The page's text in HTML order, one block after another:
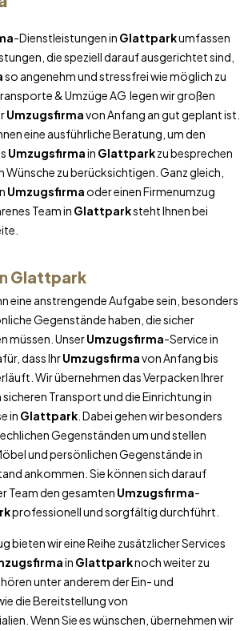
-Dienstleistungen in Glattparkumfassen
die speziell darauf ausgerichtet sind,
so angenehm und stressfrei wie möglich zu
& Umzüge AG legen wir großen
Umzugsfirmavon Anfang an gut geplant ist.
eine ausführliche Beratung, um den
Umzugsfirmain Glattparkzu besprechen
Wünsche zu berücksichtigen. Ganz gleich,
Umzugsfirmaoder einen Firmenumzug
Team in Glattparksteht Ihnen bei
Glattpark
eine anstrengende Aufgabe sein, besonders
Gegenstände haben, die sicher
müssen. UnserUmzugsfirma-Service in
dass IhrUmzugsfirmavon Anfang bis
Wir übernehmen das Verpacken Ihrer
Transport und die Einrichtung in
in Glattpark. Dabei gehen wir besonders
Gegenständen um und stellen
und persönlichen Gegenstände in
ankommen. Sie können sich darauf
Team den gesamten Umzugsfirma-
professionell und sorgfältig durchführt.
bieten wir eine Reihe zusätzlicher Services
in Glattparknoch weiter zu
unter anderem der Ein- und
die Bereitstellung von
Wenn Sie es wünschen, übernehmen wir